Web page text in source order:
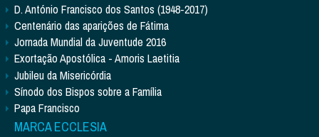
D. António Francisco dos Santos (1948-2017)
Centenário das aparições de Fátima
Jornada Mundial da Juventude 2016
Exortação Apostólica - Amoris Laetitia
Jubileu da Misericórdia
Sínodo dos Bispos sobre a Família
Papa Francisco
MARCA ECCLESIA